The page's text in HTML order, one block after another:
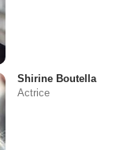
Shirine Boutella
Actrice